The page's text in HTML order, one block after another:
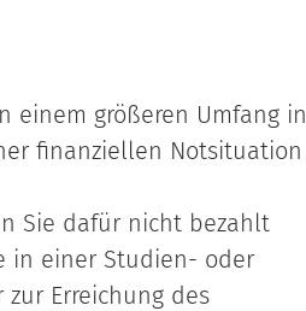
einem größeren Umfang in
finanziellen Notsituation
Sie dafür nicht bezahlt
in einer Studien- oder
Erreichung des